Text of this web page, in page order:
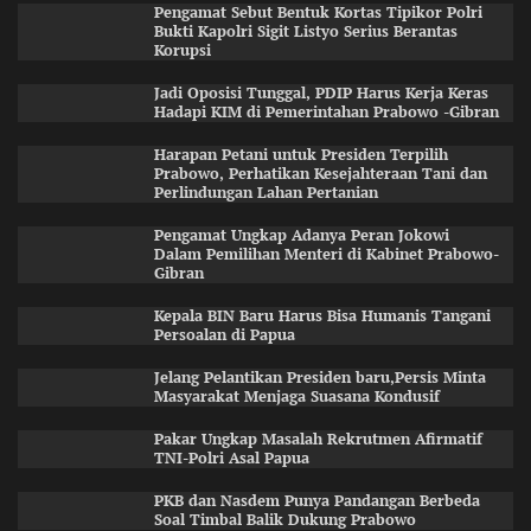
Pengamat Sebut Bentuk Kortas Tipikor Polri
Bukti Kapolri Sigit Listyo Serius Berantas
Korupsi
Jadi Oposisi Tunggal, PDIP Harus Kerja Keras
Hadapi KIM di Pemerintahan Prabowo -Gibran
Harapan Petani untuk Presiden Terpilih
Prabowo, Perhatikan Kesejahteraan Tani dan
Perlindungan Lahan Pertanian
Pengamat Ungkap Adanya Peran Jokowi
Dalam Pemilihan Menteri di Kabinet Prabowo-
Gibran
Kepala BIN Baru Harus Bisa Humanis Tangani
Persoalan di Papua
Jelang Pelantikan Presiden baru,Persis Minta
Masyarakat Menjaga Suasana Kondusif
Pakar Ungkap Masalah Rekrutmen Afirmatif
TNI-Polri Asal Papua
PKB dan Nasdem Punya Pandangan Berbeda
Soal Timbal Balik Dukung Prabowo